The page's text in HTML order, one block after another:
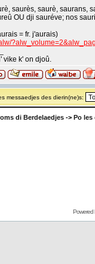
saurès, saurè, saurans,
OU dji sauréve; nos
= fr. j'aurais)
vike k' on djoû.
messaedjes des dierin(ne)s:
di Berdelaedjes -> Po les
Powered